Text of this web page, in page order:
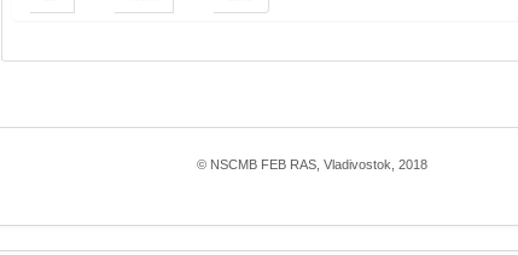
© NSCMB FEB RAS, Vladivostok, 2018